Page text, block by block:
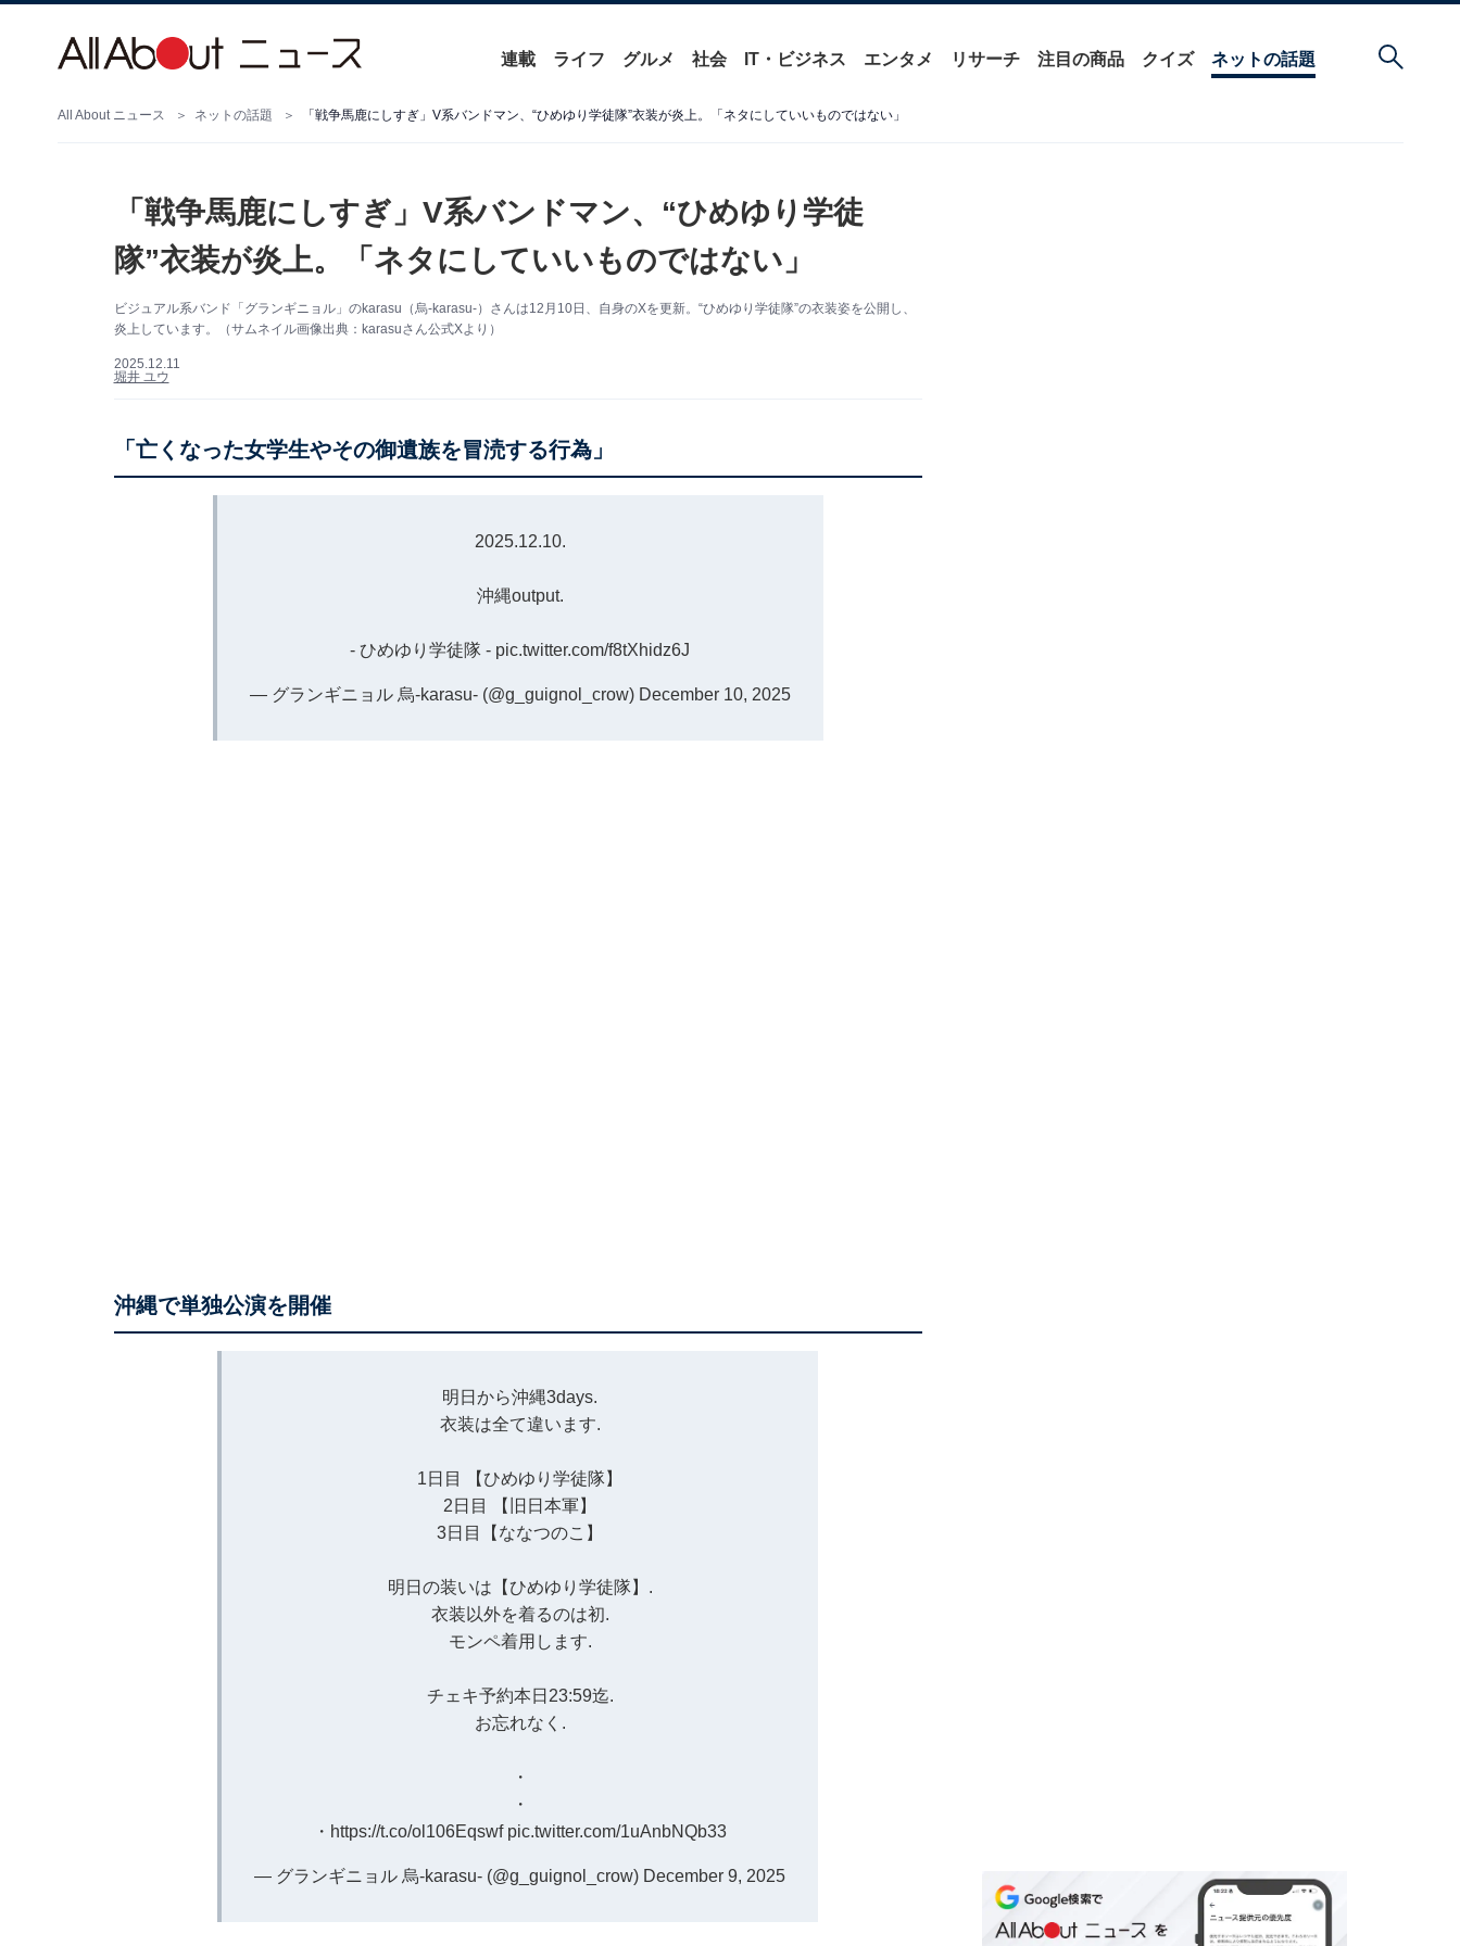
連載 ライフ グルメ 社会 IT・ビジネス エンタメ リサーチ 注目の商品 クイズ ネットの話題
All About ニュース ネットの話題 「戦争馬鹿にしすぎ」V系バンドマン、“ひめゆり学徒隊”衣装が炎上。「ネタにしていいものではない」
「戦争馬鹿にしすぎ」V系バンドマン、“ひめゆり学徒
隊”衣装が炎上。「ネタにしていいものではない」
ビジュアル系バンド「グランギニョル」のkarasu（烏-karasu-）さんは12月10日、自身のXを更新。“ひめゆり学徒隊”の衣装姿を公開し、
炎上しています。（サムネイル画像出典：karasuさん公式Xより）
2025.12.11
堀井 ユウ
「亡くなった女学生やその御遺族を冒涜する行為」
2025.12.10.
沖縄output.
- ひめゆり学徒隊 - pic.twitter.com/f8tXhidz6J
— グランギニョル 烏-karasu- (@g_guignol_crow) December 10, 2025
沖縄で単独公演を開催
明日から沖縄3days.
衣装は全て違います.
1日目 【ひめゆり学徒隊】
2日目 【旧日本軍】
3日目【ななつのこ】
明日の装いは【ひめゆり学徒隊】.
衣装以外を着るのは初.
モンペ着用します.
チェキ予約本日23:59迄.
お忘れなく.
・
・
・ https://t.co/ol106Eqswf pic.twitter.com/1uAnbNQb33
— グランギニョル 烏-karasu- (@g_guignol_crow) December 9, 2025